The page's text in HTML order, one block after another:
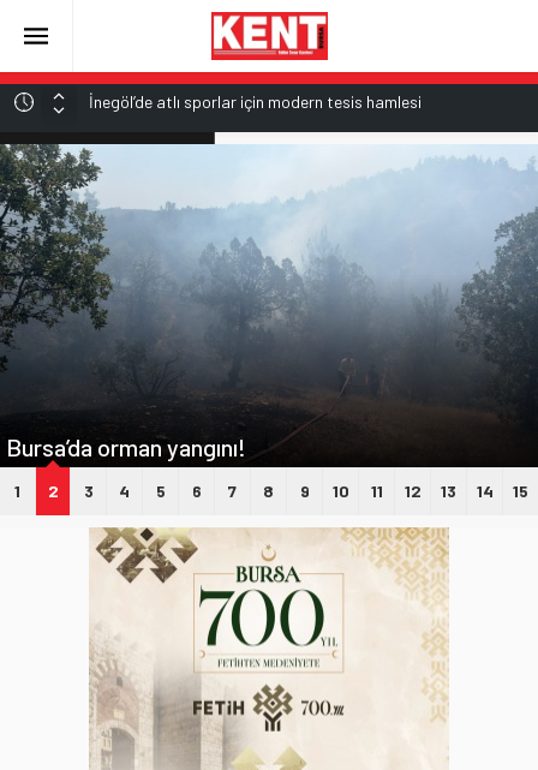
İnegöl’de atlı sporlar için modern tesis hamlesi
Karacabey’de metruk yapılara geçit yok
Çocuklara sinema ve müzikal şölen
Erguvan Bayramı geleceğe taşınıyor
3 ülke arasında ortak savunma anlaşması imzalandı
ALTIN
6.662,82
BİST
13.779,39
DOLAR
47,6961
EURO
Bursa’da orman yangını!
1 2 3 4 5 6 7 8 9 10 11 12 13 14 15